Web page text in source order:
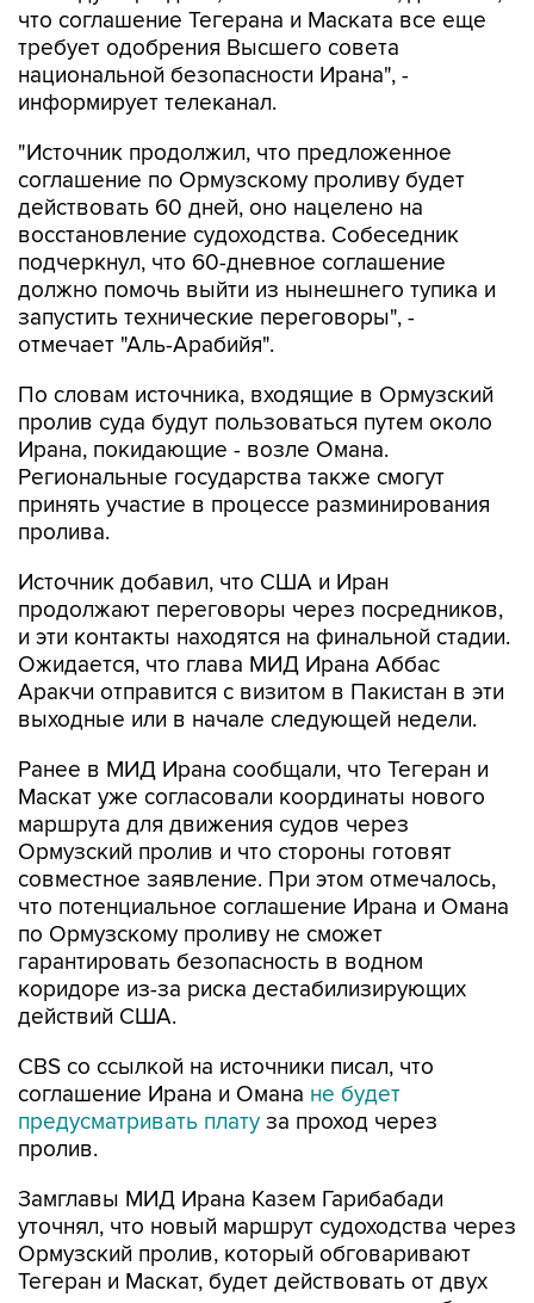
что соглашение Тегерана и Маската все еще
требует одобрения Высшего совета
национальной безопасности Ирана", -
информирует телеканал.
"Источник продолжил, что предложенное
соглашение по Ормузскому проливу будет
действовать 60 дней, оно нацелено на
восстановление судоходства. Собеседник
подчеркнул, что 60-дневное соглашение
должно помочь выйти из нынешнего тупика и
запустить технические переговоры", -
отмечает "Аль-Арабийя".
По словам источника, входящие в Ормузский
пролив суда будут пользоваться путем около
Ирана, покидающие - возле Омана.
Региональные государства также смогут
принять участие в процессе разминирования
пролива.
Источник добавил, что США и Иран
продолжают переговоры через посредников,
и эти контакты находятся на финальной стадии.
Ожидается, что глава МИД Ирана Аббас
Аракчи отправится с визитом в Пакистан в эти
выходные или в начале следующей недели.
Ранее в МИД Ирана сообщали, что Тегеран и
Маскат уже согласовали координаты нового
маршрута для движения судов через
Ормузский пролив и что стороны готовят
совместное заявление. При этом отмечалось,
что потенциальное соглашение Ирана и Омана
по Ормузскому проливу не сможет
гарантировать безопасность в водном
коридоре из-за риска дестабилизирующих
действий США.
CBS со ссылкой на источники писал, что
соглашение Ирана и Омана не будет
предусматривать плату за проход через
пролив.
Замглавы МИД Ирана Казем Гарибабади
уточнял, что новый маршрут судоходства через
Ормузский пролив, который обговаривают
Тегеран и Маскат, будет действовать от двух